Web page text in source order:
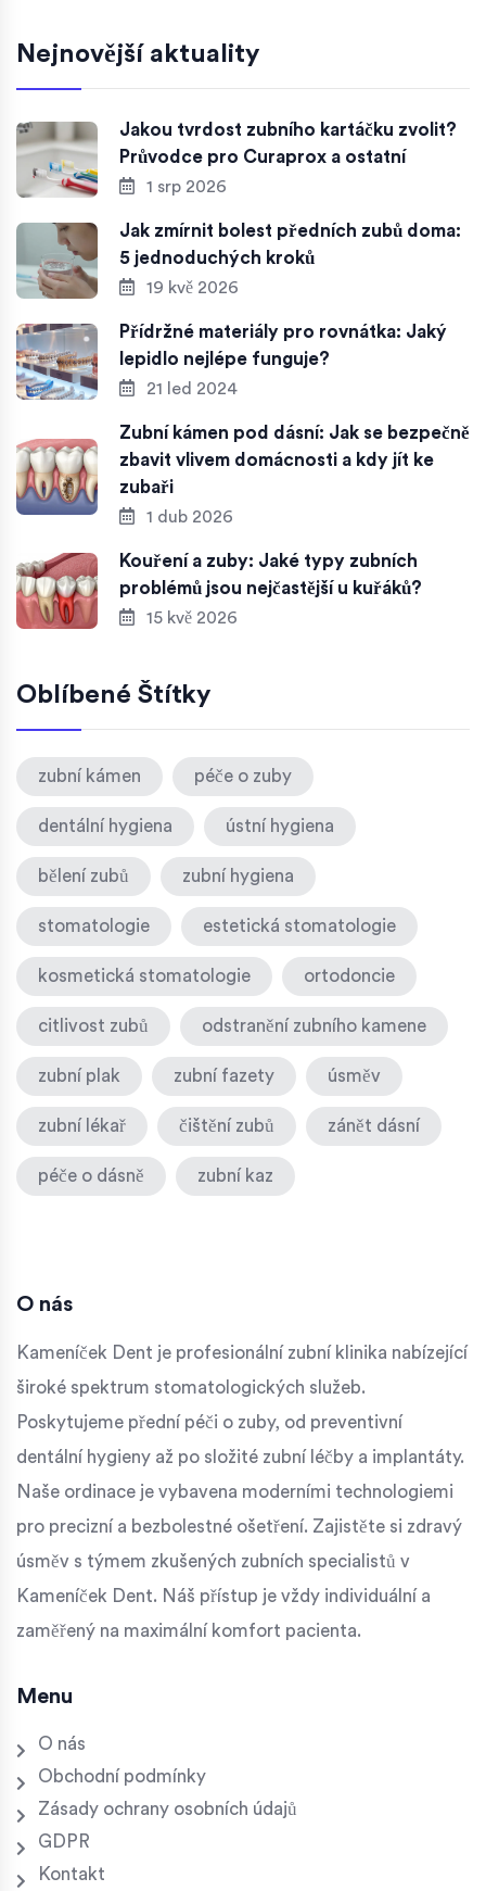
Nejnovější aktuality
Jakou tvrdost zubního kartáčku zvolit?
Průvodce pro Curaprox a ostatní
1 srp 2026
Jak zmírnit bolest předních zubů doma:
5 jednoduchých kroků
19 kvě 2026
Přídržné materiály pro rovnátka: Jaký
lepidlo nejlépe funguje?
21 led 2024
Zubní kámen pod dásní: Jak se bezpečně
zbavit vlivem domácnosti a kdy jít ke
zubaři
1 dub 2026
Kouření a zuby: Jaké typy zubních
problémů jsou nejčastější u kuřáků?
15 kvě 2026
Oblíbené Štítky
zubní kámen péče o zuby
dentální hygiena ústní hygiena
bělení zubů zubní hygiena
stomatologie estetická stomatologie
kosmetická stomatologie ortodoncie
citlivost zubů odstranění zubního kamene
zubní plak zubní fazety úsměv
zubní lékař čištění zubů zánět dásní
péče o dásně zubní kaz
O nás
Kameníček Dent je profesionální zubní klinika nabízející
široké spektrum stomatologických služeb.
Poskytujeme přední péči o zuby, od preventivní
dentální hygieny až po složité zubní léčby a implantáty.
Naše ordinace je vybavena moderními technologiemi
pro precizní a bezbolestné ošetření. Zajistěte si zdravý
úsměv s týmem zkušených zubních specialistů v
Kameníček Dent. Náš přístup je vždy individuální a
zaměřený na maximální komfort pacienta.
Menu
O nás
Obchodní podmínky
Zásady ochrany osobních údajů
GDPR
Kontakt